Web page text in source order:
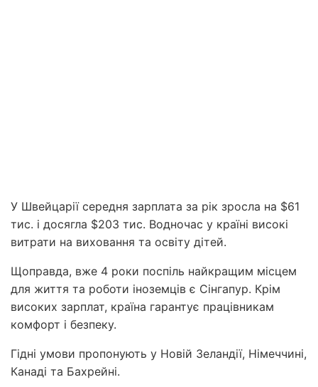
У Швейцарії середня зарплата за рік зросла на $61
тис. і досягла $203 тис. Водночас у країні високі
витрати на виховання та освіту дітей.
Щоправда, вже 4 роки поспіль найкращим місцем
для життя та роботи іноземців є Сінгапур. Крім
високих зарплат, країна гарантує працівникам
комфорт і безпеку.
Гідні умови пропонують у Новій Зеландії, Німеччині,
Канаді та Бахрейні.